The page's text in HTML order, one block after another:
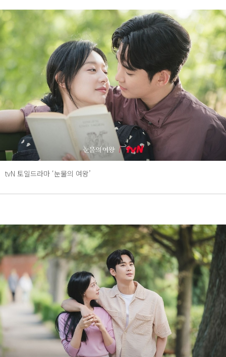
tvN 토일드라마 ‘눈물의 여왕’